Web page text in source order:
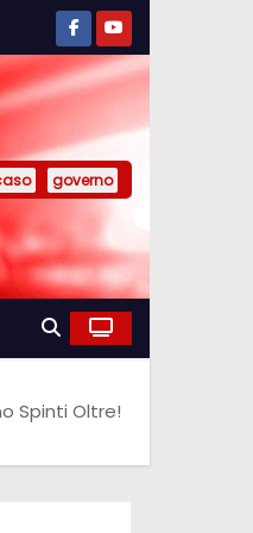
governo
Spinti Oltre!